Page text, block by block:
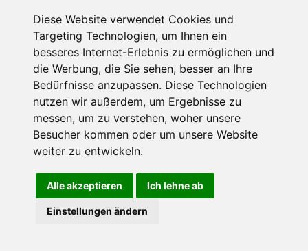
Diese Website verwendet Cookies und
Targeting Technologien, um Ihnen ein
besseres Internet-Erlebnis zu ermöglichen und
die Werbung, die Sie sehen, besser an Ihre
Bedürfnisse anzupassen. Diese Technologien
nutzen wir außerdem, um Ergebnisse zu
messen, um zu verstehen, woher unsere
Besucher kommen oder um unsere Website
weiter zu entwickeln.
Alle akzeptieren Ich lehne ab
Einstellungen ändern
Terms of Use Privacy | Cookies Policy( Einstellungen ändern
About Us
Advertising
Contact Us
YouTube